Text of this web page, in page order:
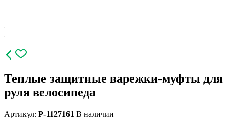
Теплые защитные варежки-муфты для
руля велосипеда
Артикул: P-1127161 В наличии